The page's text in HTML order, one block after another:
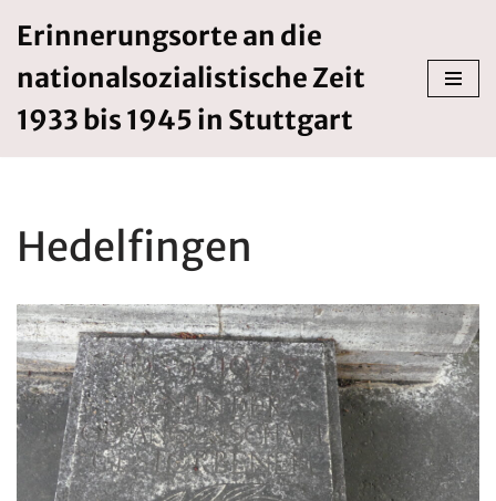
Inhalt
springen
Erinnerungsorte an die
nationalsozialistische Zeit
1933 bis 1945 in Stuttgart
Hedelfingen